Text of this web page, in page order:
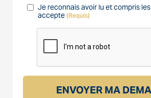
Je reconnais avoir lu et compris les
accepte (Requis)